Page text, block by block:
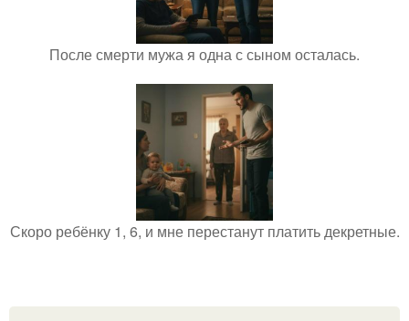
После смерти мужа я одна с сыном осталась.
Скоро ребёнку 1, 6, и мне перестанут платить декретные.